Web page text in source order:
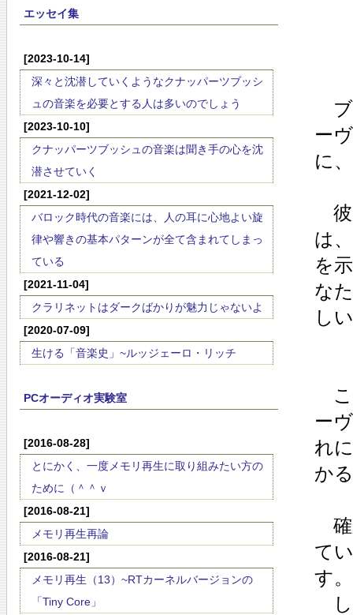
エッセイ集
[2023-10-14]
深々と沈潜していくようなクナッパーツブッシ
ュの音楽を必要とする人は多いのでしょう
[2023-10-10]
クナッパーツブッシュの音楽は聞き手の心を沈
潜させていく
[2021-12-02]
バロック時代の音楽には、人の耳に心地よい旋
律や響きの基本パターンが全て含まれてしまっ
ている
[2021-11-04]
クラリネットはダークばかりが魅力じゃないよ
[2020-07-09]
生ける「音楽史」~ルッジェーロ・リッチ
PCオーディオ実験室
[2016-08-28]
とにかく、一度メモリ再生に取り組みたい方の
ために（＾＾ｖ
[2016-08-21]
メモリ再生再論
[2016-08-21]
メモリ再生（13）~RTカーネルバージョンの
「Tiny Core」
ブ
ー
に
彼
は
を
な
し
こ
ー
れ
か
確
て
す
し